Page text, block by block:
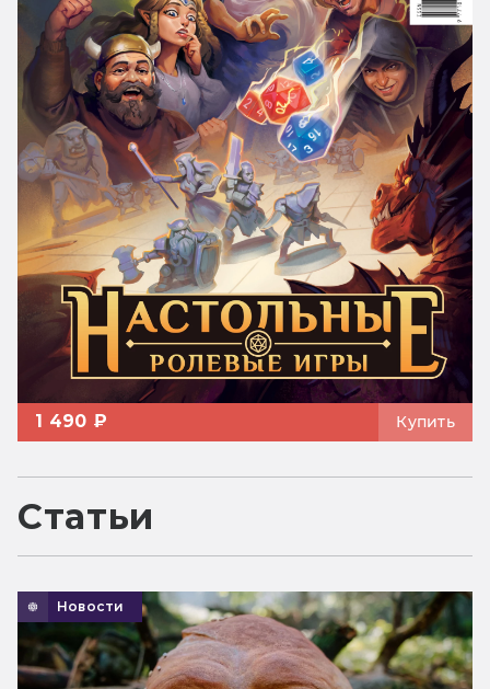
1 490 ₽ Купить
Статьи
Новости